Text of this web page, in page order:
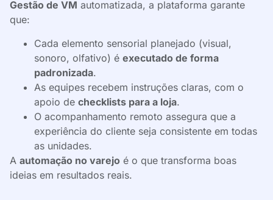
Gestão de VM automatizada, a plataforma garante
que:
Cada elemento sensorial planejado (visual,
sonoro, olfativo) é executado de forma
padronizada.
As equipes recebem instruções claras, com o
apoio de checklists para a loja.
O acompanhamento remoto assegura que a
experiência do cliente seja consistente em todas
as unidades.
A automação no varejo é o que transforma boas
ideias em resultados reais.